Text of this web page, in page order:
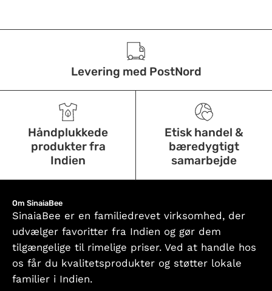
Levering med PostNord
Håndplukkede
produkter fra
Indien
Etisk handel &
bæredygtigt
samarbejde
Om SinaiaBee
SinaiaBee er en familiedrevet virksomhed, der
udvælger favoritter fra Indien og gør dem
tilgængelige til rimelige priser. Ved at handle hos
os får du kvalitetsprodukter og støtter lokale
familier i Indien.